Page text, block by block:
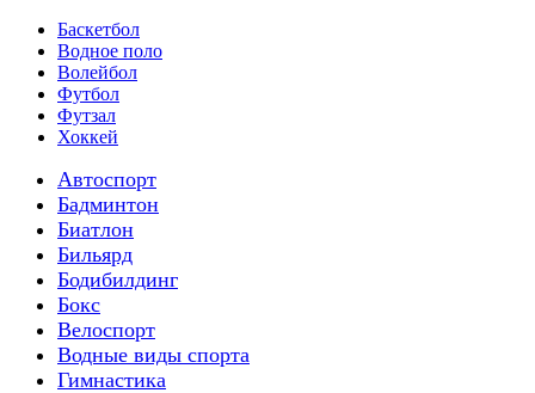
Баскетбол
Водное поло
Волейбол
Футбол
Футзал
Хоккей
Автоспорт
Бадминтон
Биатлон
Бильярд
Бодибилдинг
Бокс
Велоспорт
Водные виды спорта
Гимнастика